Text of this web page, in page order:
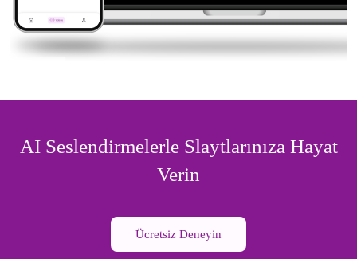
AI Seslendirmelerle Slaytlarınıza Hayat
Verin
Ücretsiz Deneyin